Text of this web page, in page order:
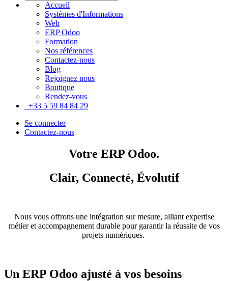
Accueil
Systèmes d'Informations
Web
ERP Odoo
Formation
Nos références
Contactez-nous
Blog
Rejoignez nous
Boutique
Rendez-vous
+33 5 59 84 84 29
Se connecter
Contactez-nous
Votre ERP Odoo.
Clair, Connecté, Évolutif
Nous vous offrons une intégration sur mesure, alliant expertise
métier et accompagnement durable pour garantir la réussite de vos
projets numériques.
Un ERP Odoo ajusté à vos besoins